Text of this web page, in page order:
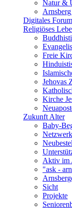
Natur &
Digitales Forum
Religiöses
Freie
Jehovas
Kirche
Zukunft Alter
Baby-
Aktiv im
"ask -
Sicht
Projekte